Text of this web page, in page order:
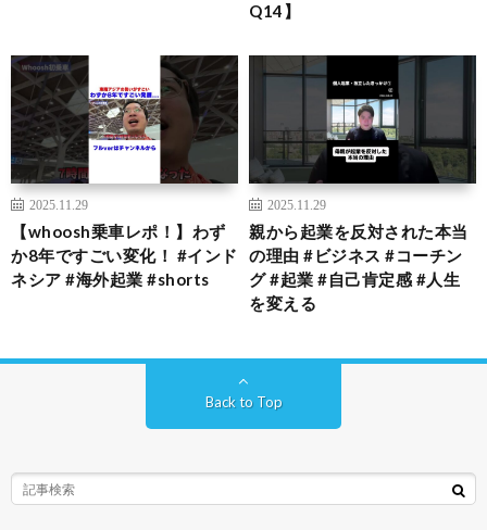
Q14】
2025.11.29
【whoosh乗車レポ！】わず
か8年ですごい変化！ #インド
ネシア #海外起業 #shorts
2025.11.29
親から起業を反対された本当
の理由 #ビジネス #コーチン
グ #起業 #自己肯定感 #人生
を変える
Back to Top